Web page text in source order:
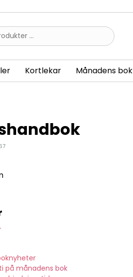
Kortlekar Månadens bok
på månadens bok